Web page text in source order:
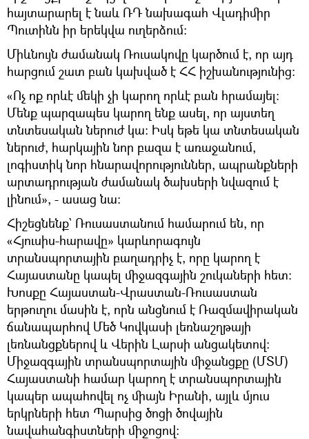
հայտարարել է նաև ՌԴ նախագահ Վլադիմիր
Պուտինն իր երեկվա ուղերձում։
Միևնույն ժամանակ Ռուսակովը կարծում է, որ այդ
հարցում շատ բան կախված է ՀՀ իշխանությունից։
«Ոչ ոք որևէ մեկի չի կարող որևէ բան հրամայել։
Մենք պարզապես կարող ենք ասել, որ այստեղ
տնտեսական ներուժ կա։ Իսկ եթե կա տնտեսական
ներուժ, հարկային նոր բազա է առաջանում,
լոգիստիկ նոր հնարավորություններ, ապրանքների
արտադրության ժամանակ ծախսերի նվազում է
լինում», - ասաց նա։
Հիշեցնենք` Ռուսաստանում համարում են, որ
«Հյուսիս-հարավը» կարևորագույն
տրանսպորտային բաղադրիչ է, որը կարող է
Հայաստանը կապել միջազգային շուկաների հետ։
Խոսքը Հայաստան-Վրաստան-Ռուսաստան
երթուղու մասին է, որն անցնում է Ռազմավիրական
ճանապարհով Մեծ Կովկասի լեռնաշղթայի
լեռնանցքներով և Վերին Լարսի անցակետով։
Միջազգային տրանսպորտային միջանցքը (ՄՏՄ)
Հայաստանի համար կարող է տրանսպորտային
կապեր ապահովել ոչ միայն Իրանի, այլև մյուս
երկրների հետ Պարսից ծոցի ծովային
նավահանգիստների միջոցով։